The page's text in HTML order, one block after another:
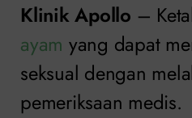
Klinik Apollo –
ayam yang dapat
seksual dengan
pemeriksaan medis.